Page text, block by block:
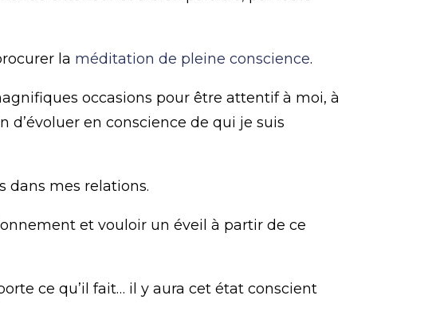
la méditation de pleine conscience.
occasions pour être attentif à moi, à
en conscience de qui je suis
dans mes relations.
et vouloir un éveil à partir de ce
ce qu’il fait… il y aura cet état conscient